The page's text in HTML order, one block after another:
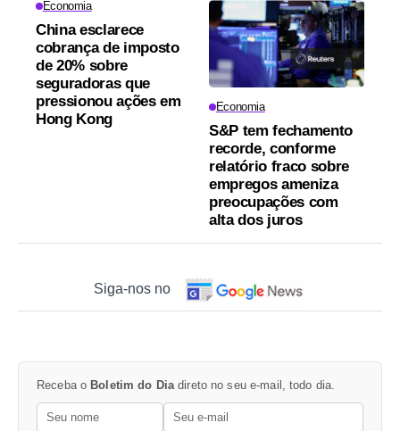
Economia
China esclarece
cobrança de imposto
de 20% sobre
seguradoras que
pressionou ações em
Hong Kong
Economia
S&P tem fechamento
recorde, conforme
relatório fraco sobre
empregos ameniza
preocupações com
alta dos juros
Siga-nos no
Receba o Boletim do Diadireto no seu e-mail, todo dia.